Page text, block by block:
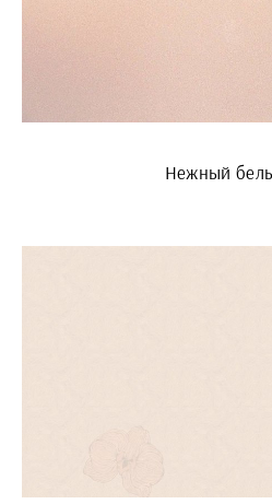
Нежный